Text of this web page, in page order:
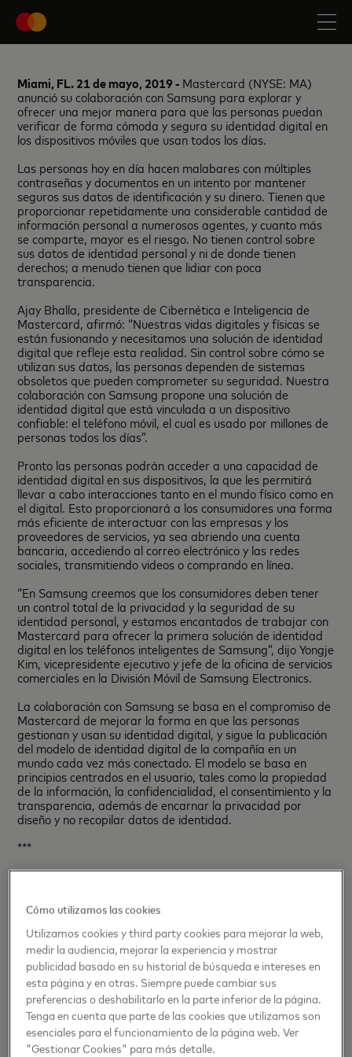
Miami, FL. 21 de mayo,2019 - Mastercard (NYSE: MA)
anunció su colaboración con Samsung para explorar y
ofrecer una mejor manera para que las personas puedan
verificar de forma cómoda y segura su identidad digital en
los dispositivos móviles que usan todos los días.
Las personas hoy en día hacen malabares con múltiples
contraseñas y documentos en un intento por mantener
seguros sus datos de identificación y su dinero. Tienen que
proporcionar repetidamente una considerable cantidad de
información personal a numerosos agentes, y cuanto más
se comparte, mayor es el riesgo. No tienen control sobre
sus datos de identidad personal y ni de donde tienen
derechos; a menudo tienen que lidiar con poca
transparencia.
Ajay Bhalla, presidente de Cibernética e Inteligencia de
Mastercard, afirmó: “Nuestras vidas digitales y físicas se
están fusionando y necesitamos una solución de identidad
digital que refleje esta realidad. Sin control sobre cómo se
utilizan sus datos, las personas dependen de sistemas
obsoletos que pueden comprometer su seguridad. Nuestra
colaboración con Samsung propone una solución de
identidad digital que está vinculada a un dispositivo
confiable: el teléfono móvil, el cual es usado por millones de
personas todos los días”.
Pronto las personas podrán acceder a una capacidad de
identidad digital en sus dispositivos, la que les permitirá
llevar a cabo interacciones tanto en el mundo físico como en
el digital. Esto proporcionará a los consumidores una forma
más eficiente de interactuar con las empresas y los
proveedores de servicios, ya sea abriendo una cuenta
bancaria, accediendo al correo electrónico y las redes
sociales, transmitiendo videos o comprando en línea.
“En Samsung creemos que los consumidores deben tener
un control total de la privacidad y la seguridad de su
identidad personal, y estamos encantados de trabajar con
Mastercard para ofrecer la primera solución de identidad
digital en los teléfonos inteligentes de Samsung”, dijo Yongje
Kim, vicepresidente ejecutivo y jefe de la oficina de servicios
comerciales en la División Móvil de Samsung Electronics.
La colaboración con Samsung se basa en el compromiso de
Mastercard de mejorar la forma en que las personas
gestionan y usan su identidad digital, y sigue la publicación
del modelo de identidad digital de la compañía en un
mundo cada vez más conectado. El modelo se basa en
principios centrados en el usuario, tales como la propiedad
de la información, la confidencialidad, el consentimiento y la
transparencia, además de encarnar la privacidad por
diseño y no recopilar datos de identidad.
***
Por favor visite www.mastercard.com/digitalidentity para
sobre la identidad digital.
Acerca de Mastercard
Mastercard(NYSE: MA), es una empresa de tecnología en
la industria global de pagos. Operamos la red de
procesamiento de pagos más rápida del mundo,
conectando a consumidores, instituciones financieras,
comercios, gobiernos y empresas en más de 210 países y
territorios. Los productos y soluciones de Mastercard
permiten que las actividades comerciales del día a día –
Cómo utilizamos las cookies
Utilizamos cookies y third party cookies para mejorar la web,
medir la audiencia, mejorar la experiencia y mostrar
publicidad basado en su historial de búsqueda e intereses en
esta página y en otras. Siempre puede cambiar sus
preferencias o deshabilitarlo en la parte inferior de la página.
Tenga en cuenta que parte de las cookies que utilizamos son
esenciales para el funcionamiento de la página web. Ver
"Gestionar Cookies" para más detalle.